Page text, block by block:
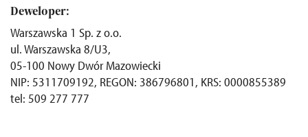
Deweloper:
Warszawska 1 Sp. z o.o.
ul. Warszawska 8/U3,
05-100 Nowy Dwór Mazowiecki
NIP: 5311709192, REGON: 386796801, KRS: 0000855389
tel: 509 277 777